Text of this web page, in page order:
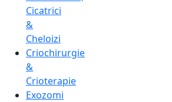
Cicatrici
&
Cheloizi
Criochirurgie
&
Crioterapie
Exozomi